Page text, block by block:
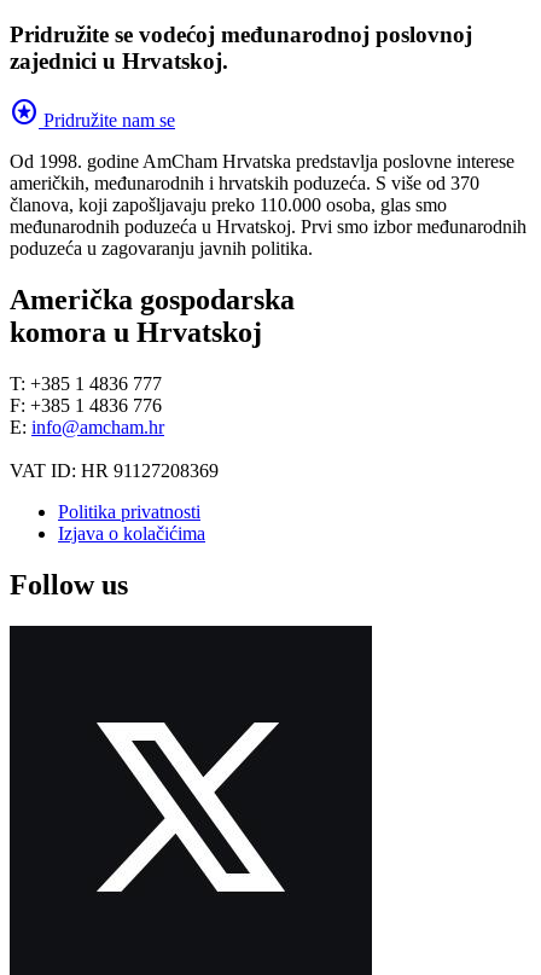
Pridružite se vodećoj međunarodnoj poslovnoj
zajednici u Hrvatskoj.
stars Pridružite nam se
Od 1998. godine AmCham Hrvatska predstavlja poslovne interese
američkih, međunarodnih i hrvatskih poduzeća. S više od 370
članova, koji zapošljavaju preko 110.000 osoba, glas smo
međunarodnih poduzeća u Hrvatskoj. Prvi smo izbor međunarodnih
poduzeća u zagovaranju javnih politika.
Američka gospodarska
komora u Hrvatskoj
T: +385 1 4836 777
F: +385 1 4836 776
E: info@amcham.hr
VAT ID: HR 91127208369
Politika privatnosti
Izjava o kolačićima
Follow us